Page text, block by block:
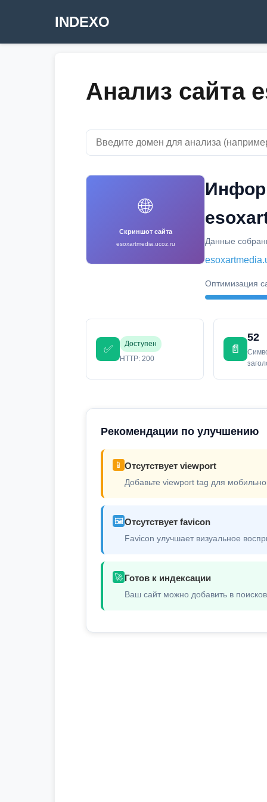
INDEXO
Анализ сайта
🌐
Скриншот сайта
esoxartmedia.ucoz.ru Данные
Оптимизация
✅
Доступен
HTTP: 200
📄
52
Рекомендации по улучшению
📱 Отсутствует viewport
Добавьте viewport tag для
🖼️Отсутствует favicon
Favicon улучшает визуальное
🚀 Готов к индексации
Ваш сайт можно добавить в